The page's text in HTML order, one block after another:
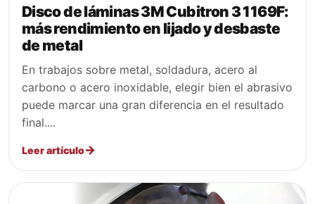
Disco de láminas 3M Cubitron 3 1169F:
más rendimiento en lijado y desbaste
de metal
En trabajos sobre metal, soldadura, acero al
carbono o acero inoxidable, elegir bien el abrasivo
puede marcar una gran diferencia en el resultado
final....
Leer artículo